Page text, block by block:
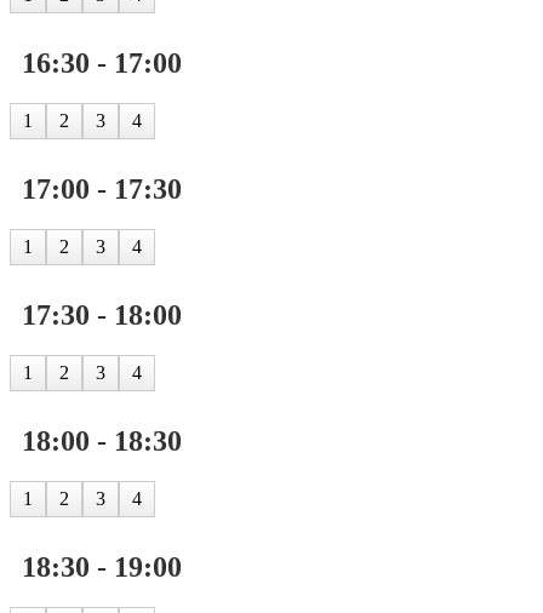
16:30 - 17:00
1 2 3 4
17:00 - 17:30
1 2 3 4
17:30 - 18:00
1 2 3 4
18:00 - 18:30
1 2 3 4
18:30 - 19:00